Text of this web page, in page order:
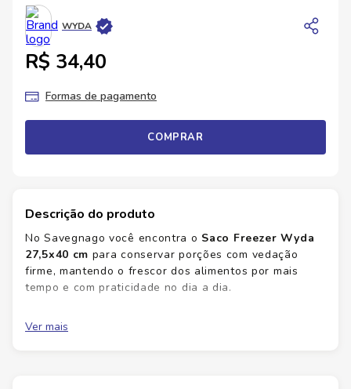
WYDA
R$ 34,40
Formas de pagamento
COMPRAR
Descrição do produto
No Savegnago você encontra o Saco Freezer Wyda
27,5x40 cm para conservar porções com vedação
firme, mantendo o frescor dos alimentos por mais
tempo e com praticidade no dia a dia.
vedação confiável.
Ver mais
4º
carne
5º arroz